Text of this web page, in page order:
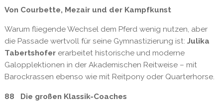
Von Courbette, Mezair und der Kampfkunst
Warum fliegende Wechsel dem Pferd wenig nutzen, aber
die Passade wertvoll für seine Gymnastizierung ist: Julika
Tabertshofererarbeitet historische und moderne
Galopplektionen in der Akademischen Reitweise – mit
Barockrassen ebenso wie mit Reitpony oder Quarterhorse.
88 Die großen Klassik-Coaches